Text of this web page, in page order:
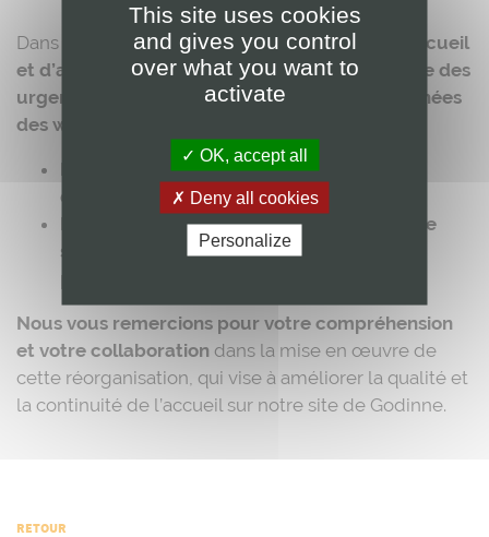
Dans un souci d’optimiser l’organisation de l’accueil
et d’assurer une présence renforcée au service des
urgences
, l’accueil général sera
fermé les matinées
des week-ends et des jours fériés
L’ouverture de l’accueil général se fera
désormais à 13h.
restera accessible.
Un téléphone
sera mis à dispositionpour joindre notre
Nous vous remercions pour votre compréhension
et votre collaboration dans la mise en œuvre de
cette réorganisation, qui vise à améliorer la qualité et
la continuité de l’accueil sur notre site de Godinne.
RETOUR
This site uses cookies
and gives you control
over what you want to
activate
OK, accept all
Deny all cookies
Personalize